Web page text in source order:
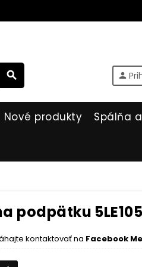
search person
Nové produkty Spálňa
podpätku
kontaktovať na Facebook